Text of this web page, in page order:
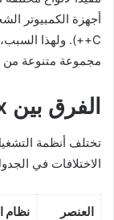
مجموعة متنوعة من
الفرق بين Linux و Unix
تختلف أنظمة
الاختلافات في
العنصر
نظام